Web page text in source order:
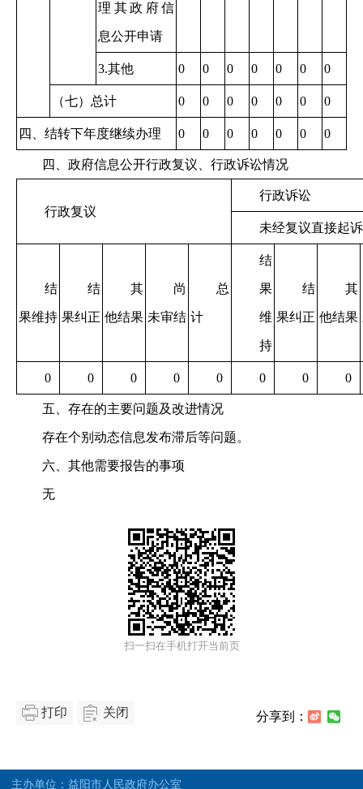
理其政府信
息公开申请
3.其他 0 0 0 0 0 0 0
（七）总计 0 0 0 0 0 0 0
四、结转下年度继续办理 0 0 0 0 0 0 0
四、政府信息公开行政复议、行政诉讼情况
行政复议
行政诉讼
未经复议直接起诉
结
果维持
结
果纠正
其
他结果
尚
未审结
总
计
结
果
维
持
结
果纠正
其
他结果
0 0 0 0 0 0 0 0
五、存在的主要问题及改进情况
存在个别动态信息发布滞后等问题。
六、其他需要报告的事项
无
扫一扫在手机打开当前页
打印 关闭 分享到：
主办单位：益阳市人民政府办公室